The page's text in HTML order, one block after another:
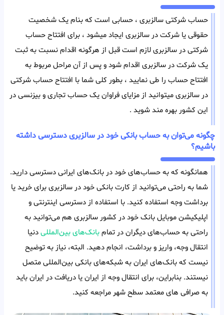
حساب شرکتی سالزبری ، حسابی است که بنام یک شخصیت
حقوقی یا شرکت در سالزبری ایجاد میشود ، برای افتتاح حساب
شرکتی در سالزبری لازم است قبل از هرگونه اقدام نسبت به ثبت
یک شرکت در سالزبری اقدام شود و پس از آن مراحل مربوط به
افتتاح حساب را طی نمایید ، بطور کلی شما با افتتاح حساب شرکتی
در سالزبری میتوانید از مزایای فراوان یک حساب تجاری و بیزنسی در
این کشور بهره مند شوید .
چگونه می‌توان به حساب بانکی خود در سالزبری دسترسی داشته
باشیم؟
همانگونه که به حساب‌های خود در بانک‌های ایرانی دسترسی دارید.
شما به راحتی می‌توانید از کارت بانکی خود در سالزبری برای خرید یا
برداشت وجه استفاده کنید. با استفاده از دسترسی اینترنتی و
اپلیکیشن موبایل بانک خود در کشور سالزبری هم می‌توانید به
راحتی به حساب‌های دیگران در تمامبانک‌های بین‌المللیدنیا
انتقال وجه، واریز و برداشت، انجام دهید. البته، نیاز به توضیح
نیست که بانک‌های ایران به شبکه‌های بانکی بین‌المللی متصل
نیستند. بنابراین، برای انتقال وجه از ایران یا دریافت در ایران باید
به صرافی های معتمد سطح شهر مراجعه کنید.